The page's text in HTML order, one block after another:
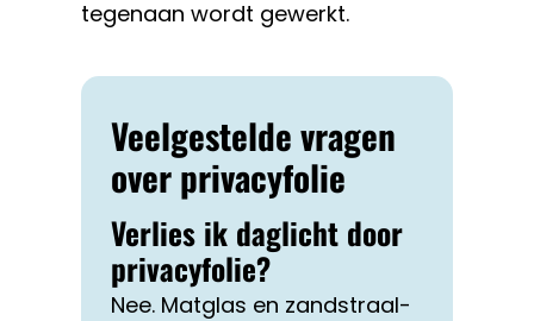
tegenaan wordt gewerkt.
Veelgestelde vragen
over privacyfolie
Verlies ik daglicht door
privacyfolie?
Nee. Matglas en zandstraal-